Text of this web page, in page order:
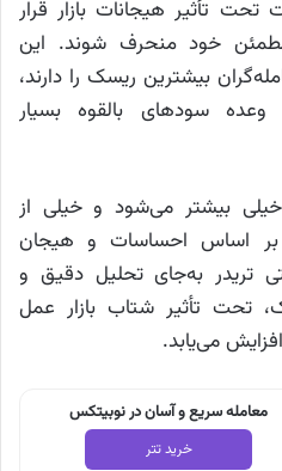
تحت تأثیر هیجانات بازار قرار
مطمئن خود منحرف شوند. این
بیشترین ریسک را دارند،
وعده سودهای بالقوه بسیار
بیشتر می‌شود و خیلی از
بر اساس احساسات و هیجان
تریدر به‌جای تحلیل دقیق و
تحت تأثیر شتاب بازار عمل
می‌یابد.
معامله سریع و آسان در نوبیتکس
خرید تتر